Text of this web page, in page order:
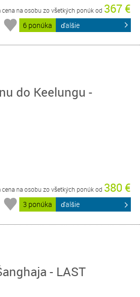
cena na osobu zo všetkých ponúk od 367 €
6 ponúka ďalšie
do Keelungu -
cena na osobu zo všetkých ponúk od 380 €
3 ponúka ďalšie
- LAST